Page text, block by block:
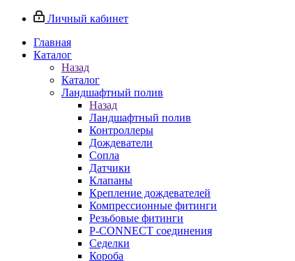
Личный кабинет
Главная
Каталог
Назад
Каталог
Ландшафтный полив
Назад
Ландшафтный полив
Контроллеры
Дождеватели
Сопла
Датчики
Клапаны
Крепление дождевателей
Компрессионные фитинги
Резьбовые фитинги
P-CONNECT соединения
Седелки
Короба